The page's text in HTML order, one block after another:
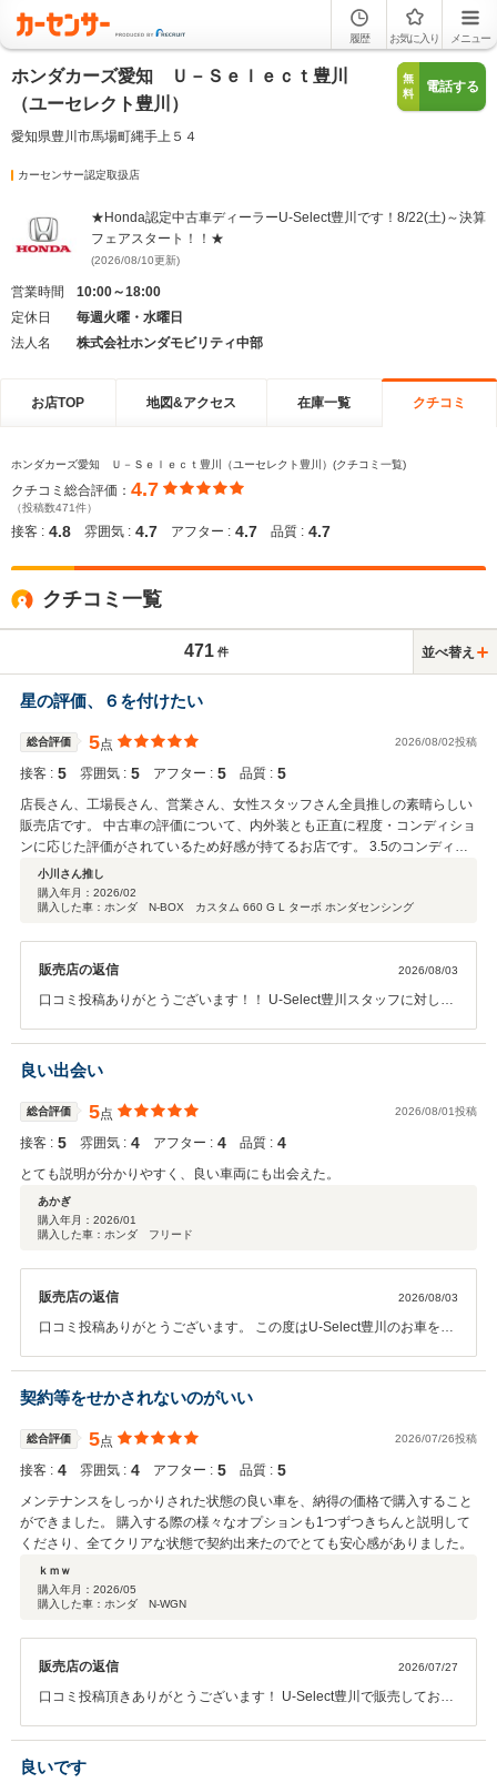
履歴 お気に入り メニュー
ホンダカーズ愛知 Ｕ－Ｓｅｌｅｃｔ豊川
（ユーセレクト豊川）
愛知県豊川市馬場町縄手上５４
無
料
電話する
カーセンサー認定取扱店
★Honda認定中古車ディーラーU-Select豊川です！8/22(土)～決算
フェアスタート！！★
(2026/08/10更新)
営業時間
10:00～18:00
定休日
毎週火曜・水曜日
法人名
株式会社ホンダモビリティ中部
お店TOP 地図&アクセス 在庫一覧 クチコミ
ホンダカーズ愛知 Ｕ－Ｓｅｌｅｃｔ豊川（ユーセレクト豊川）(クチコミ一覧)
クチコミ総合評価： 4.7
（投稿数471件）
接客 : 4.8 雰囲気 : 4.7 アフター : 4.7 品質 : 4.7
クチコミ一覧
471 件 並べ替え
星の評価、６を付けたい
総合評価 5点 2026/08/02投稿
接客 : 5 雰囲気 : 5 アフター : 5 品質 : 5
店長さん、工場長さん、営業さん、女性スタッフさん全員推しの素晴らしい
販売店です。 中古車の評価について、内外装とも正直に程度・コンディショ
ンに応じた評価がされているため好感が持てるお店です。 3.5のコンディシ
ョン、評価点6の極上車両も置いてあります。
小川さん推し
購入年月： 2026/02
購入した車：ホンダ N-BOX カスタム 660 G L ターボ ホンダセンシング
販売店の返信 2026/08/03
口コミ投稿ありがとうございます！！ U-Select豊川スタッフに対して
ざいます！！ このようなお客様のお褒めの言葉が何よりの励みになり
ます。 今後も末永くお付き合いを頂けるようにスタッフ一同努めて参
良い出会い
総合評価 5点 2026/08/01投稿
接客 : 5 雰囲気 : 4 アフター : 4 品質 : 4
とても説明が分かりやすく、良い車両にも出会えた。
あかぎ
購入年月： 2026/01
購入した車：ホンダ フリード
販売店の返信 2026/08/03
口コミ投稿ありがとうございます。 この度はU-Select豊川のお車をお
す。
契約等をせかされないのがいい
総合評価 5点 2026/07/26投稿
接客 : 4 雰囲気 : 4 アフター : 5 品質 : 5
メンテナンスをしっかりされた状態の良い車を、納得の価格で購入すること
ができました。 購入する際の様々なオプションも1つずつきちんと説明して
くださり、全てクリアな状態で契約出来たのでとても安心感がありました。
ｋｍｗ
購入年月： 2026/05
購入した車：ホンダ N-WGN
販売店の返信 2026/07/27
口コミ投稿頂きありがとうございます！ U-Select豊川で販売しており
長保証や希望番号、点検パックや用品は 全てお客様のご意向をお伺い
した上でお見積りを作成しております。 今回のご契約におきまして、
良いです